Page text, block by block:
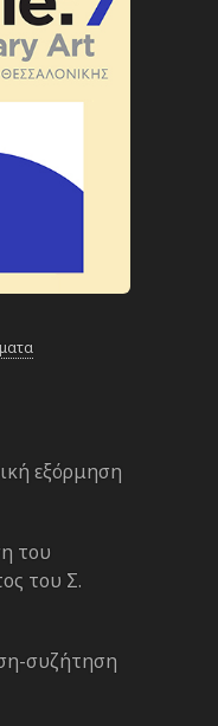
εξόρμηση
του
του Σ.
συζήτηση